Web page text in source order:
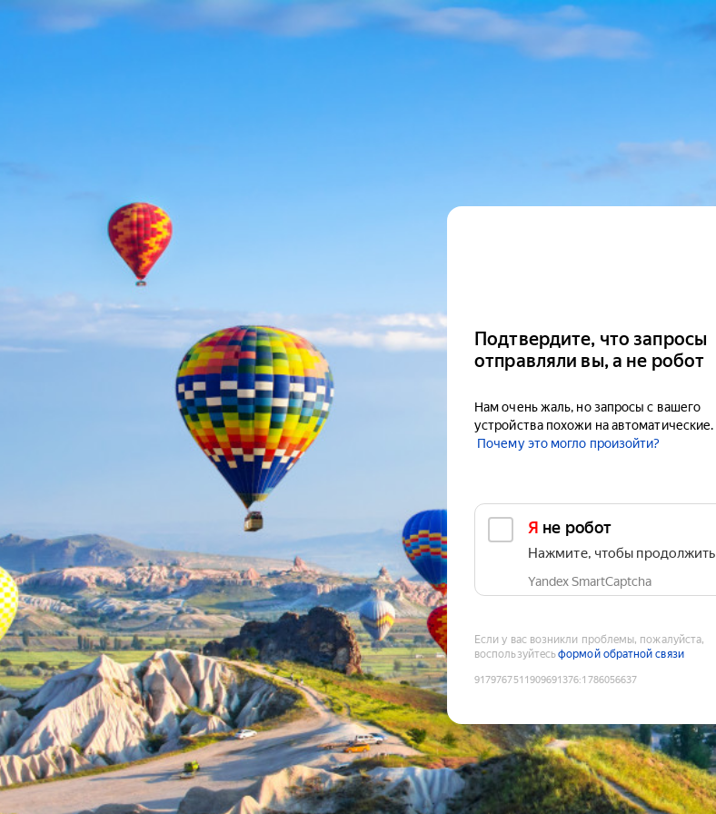
Подтвердите, что запросы
отправляли вы, а не робот
Нам очень жаль, но запросы с вашего
устройства похожи на автоматические.
Почему это могло произойти?
Я не робот
Нажмите, чтобы продолжить
Yandex SmartCaptcha
Если у вас возникли проблемы, пожалуйста,
воспользуйтесьформой обратной связи
9179767511909691376:1786056637